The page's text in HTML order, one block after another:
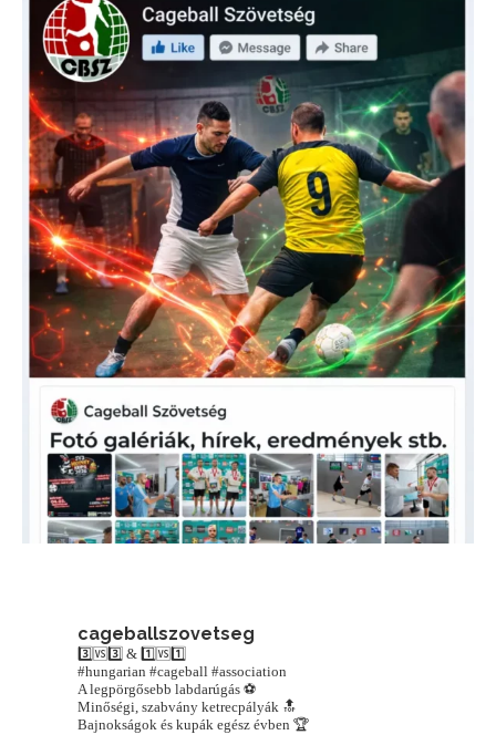
cageballszovetseg
3️⃣🆚3️⃣ & 1️⃣🆚1️⃣
#hungarian #cageball #association
A legpörgősebb labdarúgás ⚽️
Minőségi, szabvány ketrecpályák 🔝
Bajnokságok és kupák egész évben 🏆